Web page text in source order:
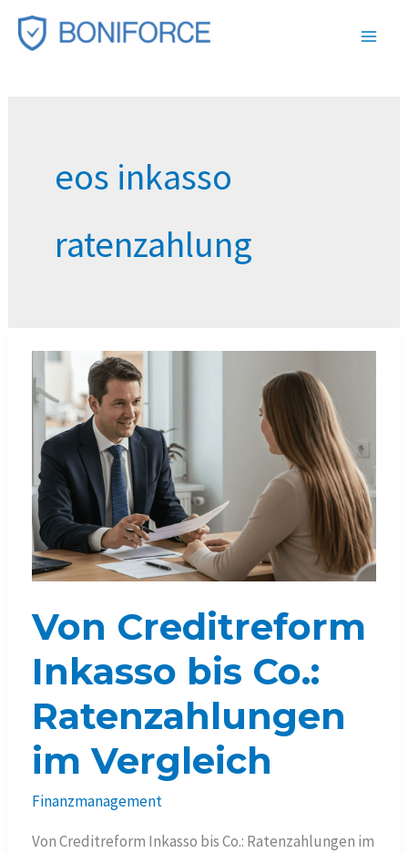
Zum
Inhalt
eos inkasso
ratenzahlung
Von Creditreform
Inkasso bis Co.:
Ratenzahlungen
im Vergleich
Finanzmanagement
Von Creditreform Inkasso bis Co.: Ratenzahlungen im